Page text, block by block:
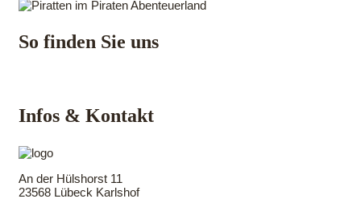
So finden Sie uns
Infos & Kontakt
An der Hülshorst 11
23568 Lübeck Karlshof